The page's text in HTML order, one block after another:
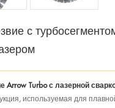
с
Arrow Turbo с лазерной
используемая для